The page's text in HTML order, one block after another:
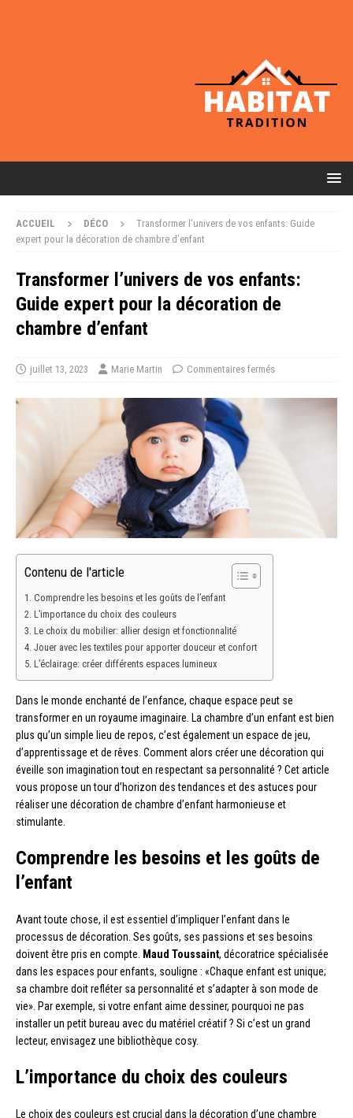
ACCUEIL DÉCO
Transformer l’univers de vos enfants: Guide
expert pour la décoration de chambre d’enfant
Transformer l’univers de vos enfants:
Guide expert pour la décoration de
chambre d’enfant
juillet 13, 2023 Marie Martin Commentaires fermés
Contenu de l'article
Comprendre les besoins et les goûts de l’enfant
L’importance du choix des couleurs
Le choix du mobilier: allier design et fonctionnalité
Jouer avec les textiles pour apporter douceur et confort
L’éclairage: créer différents espaces lumineux
Dans le monde enchanté de l’enfance, chaque espace peut se
transformer en un royaume imaginaire. La chambre d’un enfant est bien
plus qu’un simple lieu de repos, c’est également un espace de jeu,
d’apprentissage et de rêves. Comment alors créer une décoration qui
éveille son imagination tout en respectant sa personnalité ? Cet article
vous propose un tour d’horizon des tendances et des astuces pour
réaliser une décoration de chambre d’enfant harmonieuse et
stimulante.
Comprendre les besoins et les goûts de
l’enfant
Avant toute chose, il est essentiel d’impliquer l’enfant dans le
processus de décoration. Ses goûts, ses passions et ses besoins
doivent être pris en compte. Maud Toussaint, décoratrice spécialisée
dans les espaces pour enfants, souligne : «Chaque enfant est unique;
sa chambre doit refléter sa personnalité et s’adapter à son mode de
vie». Par exemple, si votre enfant aime dessiner, pourquoi ne pas
installer un petit bureau avec du matériel créatif ? Si c’est un grand
lecteur, envisagez une bibliothèque cosy.
L’importance du choix des couleurs
Le choix des couleurs est crucial dans la décoration d’une chambre